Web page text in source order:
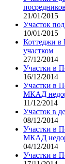
посредников
21/01/2015
Участок
10/01/2015
Коттеджи в
участком
27/12/2014
Участки в
16/12/2014
Участки в
МКАД
11/12/2014
Участок в
08/12/2014
Участки в
МКАД
04/12/2014
Участки в